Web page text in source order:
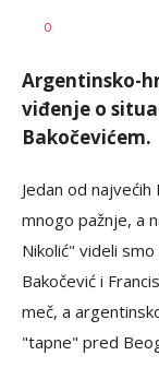
0
Argentinsko-
viđenje o
Bakočevićem.
Jedan od
mnogo pažnje, a
Nikolić" videli
Bakočević i
meč, a
"tapne" pred